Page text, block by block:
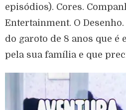
episódios). Cores.
Entertainment. O
do garoto de 8 anos que é
pela sua família e que